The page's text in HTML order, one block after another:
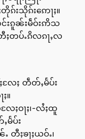
းသိုၵ်းဢေႃႈ။
းၵူၼ်းမဵဝ်းဢိသ
ႈတပ်ႉၵိလၵႃႇလ
လႄႈ တဵတ်ႇမႅပ်း
။
ႈဝႃႈ၊-လႆႈထူ
မႅပ်း
တီႈၶႃႈယဝ်ႉ၊